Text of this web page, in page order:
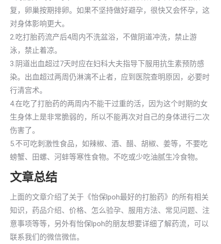
复，卵巢按期排卵。如果不坚持做好避孕，很快又会怀孕，这
对身体影响更大。
2.吃打胎药流产后4周内不洗盆浴，不做阴道冲洗，禁止游
泳，禁止着凉。
3.阴道出血超过7天时应在妇科大夫指导下服用抗生素预防感
染。出血超过两周仍淋漓不止者，应到医院查明原因，必要时
行清宫术。
4.在吃了打胎药的两周内不能干过重的活，因为这个时期的女
生身体上是非常脆弱的，所以不能再次对自己的身体进行二次
伤害了。
5.不可吃刺激性食品，如辣椒、酒、醋、胡椒、姜等，不要吃
螃蟹、田螺、河蚌等寒性食物。不吃或少吃油腻生冷食物。
文章总结
上面的文章介绍了关于《怡保lpoh最好的打胎药》的所有相关
知识，药品介绍、价格、怎么验孕、服用方法、常见问题、注
意事项等等，另外有怡保lpoh的朋友想要详细了解药流，可以
联系我们的微信微信。